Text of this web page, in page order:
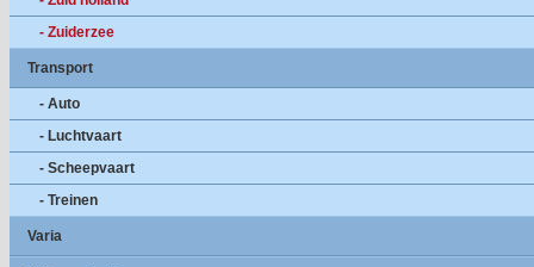
- Zuiderzee
Transport
- Auto
- Luchtvaart
- Scheepvaart
- Treinen
Varia